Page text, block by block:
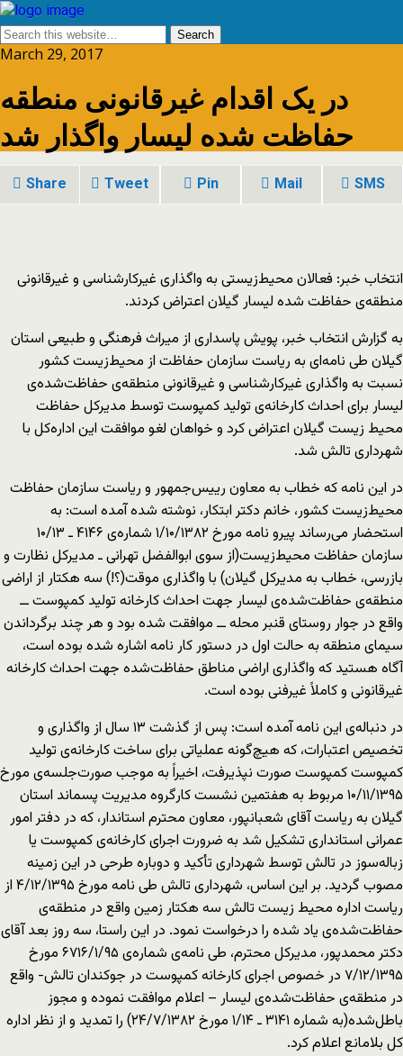
March 29, 2017
در یک اقدام غیرقانونی منطقه‌
حفاظت ‌شده‌ لیسار واگذار شد
Share Tweet Pin Mail SMS
انتخاب خبر: فعالان محیط‌زیستی به واگذاری غیرکارشناسی و غیرقانونی
منطقه‌ی حفاظت‌ شده‌ لیسار گیلان اعتراض کردند.
به گزارش انتخاب خبر، پویش پاسداری از میراث فرهنگی و طبیعی استان
گیلان طی نامه‌ای به ریاست سازمان حفاظت از محیط‌زیست کشور
نسبت به واگذاری غیرکارشناسی و غیرقانونی منطقه‌ی حفاظت‌شده‌ی
لیسار برای احداث کارخانه‌ی تولید کمپوست توسط مدیرکل حفاظت
محیط زیست گیلان اعتراض کرد و خواهان لغو موافقت این اداره‌کل با
شهرداری تالش شد.
در این نامه که خطاب به معاون رییس‌جمهور و ریاست سازمان حفاظت
محیط‌زیست کشور، خانم دکتر ابتکار، نوشته شده آمده است: به
استحضار می‌رساند پیرو نامه مورخ ۱/۱۰/۱۳۸۲ شماره‌ی ۴۱۴۶ ـ ۱۰/۱۳
سازمان حفاظت محیط‌زیست(از سوی ابوالفضل تهرانی ـ مدیرکل نظارت و
بازرسی، خطاب به مدیرکل گیلان) با واگذاری موقت(؟!) سه هکتار از اراضی
منطقه‌ی حفاظت‌شده‌ی لیسار جهت احداث کارخانه تولید کمپوست ــ
واقع در جوار روستای قنبر محله ــ موافقت شده بود و هر چند برگرداندن
سیمای منطقه به حالت اول در دستور کار نامه اشاره ‌شده بوده است،
آگاه هستید که واگذاری اراضی مناطق حفاظت‌شده جهت احداث کارخانه
غیرقانونی و کاملاً غیرفنی بوده است.
در دنباله‌ی این نامه آمده است: پس از گذشت ۱۳ سال از واگذاری و
تخصیص اعتبارات، که هیچ‌گونه عملیاتی برای ساخت کارخانه‌ی تولید
کمپوست کمپوست صورت نپذیرفت، اخیراً به موجب صورت‌جلسه‌ی مورخ
۱۰/۱۱/۱۳۹۵ مربوط به هفتمین نشست کارگروه مدیریت پسماند استان
گیلان به ریاست آقای شعبانپور، معاون محترم استاندار، که در دفتر امور
عمرانی استانداری تشکیل شد به ضرورت اجرای کارخانه‌ی کمپوست یا
زباله‌سوز در تالش توسط شهرداری تأکید و دوباره طرحی در این زمینه
مصوب گردید. بر این اساس، شهرداری تالش طی نامه مورخ ۴/۱۲/۱۳۹۵ از
ریاست اداره محیط زیست تالش سه هکتار زمین واقع در منطقه‌ی
حفاظت‌شده‌ی یاد شده را درخواست نمود. در این راستا، سه روز بعد آقای
دکتر محمدپور، مدیرکل محترم، طی نامه‌ی شماره‌ی ۶۷۱۶/۱/۹۵ مورخ
۷/۱۲/۱۳۹۵ در خصوص اجرای کارخانه کمپوست در جوکندان تالش- واقع
در منطقه‌ی حفاظت‌شده‌ی لیسار – اعلام موافقت نموده و مجوز
باطل‌شده(به شماره ۳۱۴۱ ـ ۱/۱۴ مورخ ۲۴/۷/۱۳۸۲) را تمدید و از نظر اداره
کل بلامانع اعلام کرد.